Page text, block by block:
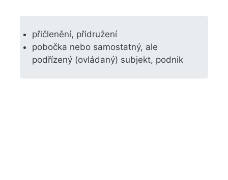
přičlenění, přidružení
pobočka nebo samostatný, ale
podřízený (ovládaný) subjekt, podnik